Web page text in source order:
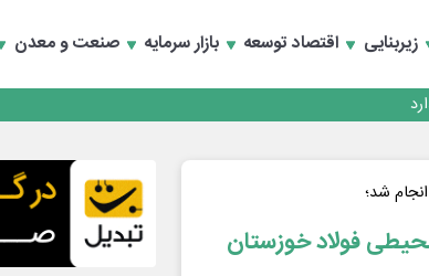
زیربنایی اقتصاد توسعه بازار سرمایه صنعت و معدن
شد؛
فولاد خوزستان